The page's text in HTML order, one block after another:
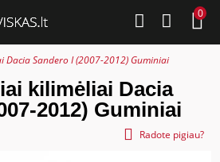
0
Sandero I (2007-2012) Guminiai
kilimėliai Dacia
2012) Guminiai
Radote pigiau?